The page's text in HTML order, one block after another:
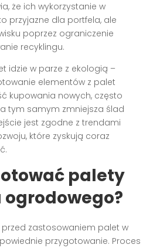
że ich wykorzystanie w
przyjazne dla portfela, ale
poprzez ograniczenie
recyklingu.
idzie w parze z ekologią –
elementów z palet
kupowania nowych, często
tym samym zmniejsza ślad
jest zgodne z trendami
które zyskują coraz
palety
zastosowaniem palet w
przygotowanie. Proces